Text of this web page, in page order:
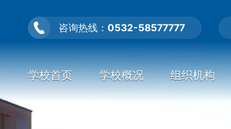
咨询热线： 0532-58577777
学校首页 学校概况 组织机构